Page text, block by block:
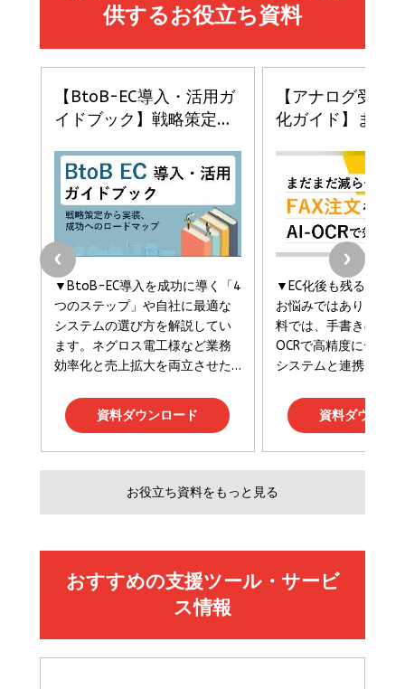
小さな会社は戦略が9割
ドリルを売るには穴を売れ
￥1,815
Brand Shift(ブランド・シフト): 「信頼」で選ばれ
る時代の成長戦略
￥2,420
マーケティングの真実 P&G・グリコで学んだ失敗
と成長の法則
￥2,200
Amazonランキングをもっと見る
anan(アンアン)2026/06/24号 No.2500増刊
スペシャルエディション[王道エンタメの矜持／
￥1,100
anan(アンアン)2026/07/08号 No.2502[2026
年後半、あなたの恋と運命／山田涼介]
￥880
ママ投資家が育休中に１億貯めた株式投資
￥1,870
組織の成果を最大化する ルールのデザイン
￥1,980
Amazonランキングをもっと見る
イシューからはじめよ［改訂版］――知的生産の「シンプ
ルな本質」
￥2,200
経営メモ 16年の起業家人生で得た知見
￥2,750
影響力の武器［新版］：人を動かす七つの原理
￥3,190
フィードバック経営 「沈黙の組織」から「高め合う
組織」へ
Amazonランキングをもっと見る